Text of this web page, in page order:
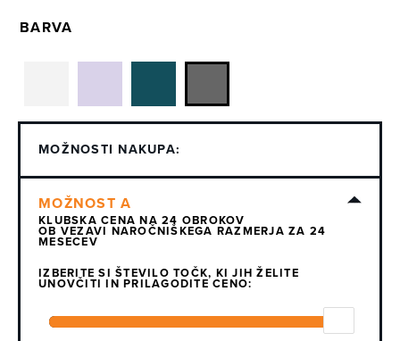
BARVA
MOŽNOSTI NAKUPA:
KLUBSKA CENA NA 24 OBROKOV
OB VEZAVI NAROČNIŠKEGA RAZMERJA ZA 24
MESECEV
IZBERITE SI ŠTEVILO TOČK, KI JIH ŽELITE
UNOVČITI IN PRILAGODITE CENO: